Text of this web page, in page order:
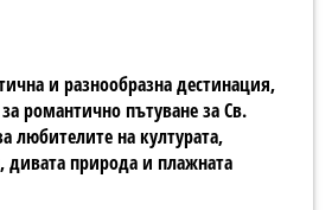
и разнообразна дестинация,
романтично пътуване за Св.
любителите на културата,
дивата природа и плажната